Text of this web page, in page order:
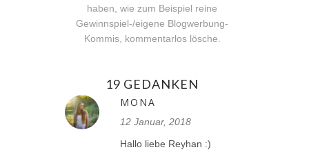
haben, wie zum Beispiel reine
Gewinnspiel-/eigene Blogwerbung-
Kommis, kommentarlos lösche.
19 GEDANKEN
MONA
12 Januar, 2018
Hallo liebe Reyhan :)